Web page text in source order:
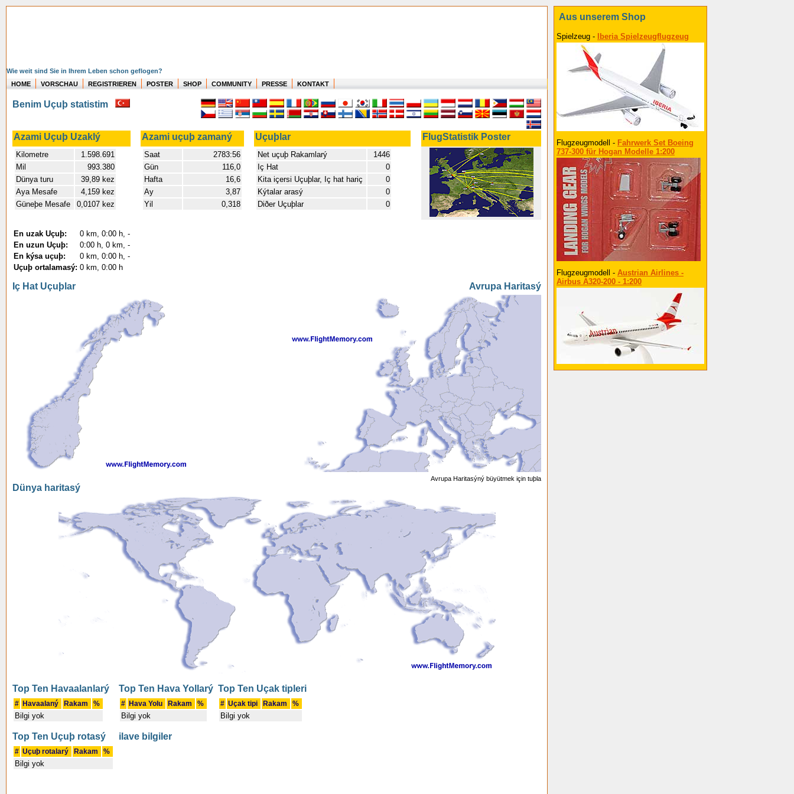
Wie weit sind Sie in Ihrem Leben schon geflogen?
HOME
VORSCHAU REGISTRIEREN POSTER SHOP COMMUNITY PRESSE KONTAKT
Benim Uçuþ statistim
Azami Uçuþ Uzaklý Azami uçuþ zamaný Uçuþlar FlugStatistik Poster
Kilometre
1.598.691
Mil
993.380
Dünya turu
39,89 kez
Aya Mesafe
4,159 kez
Güneþe Mesafe
0,0107 kez
Saat
2783:56
Gün
116,0
Hafta
16,6
Ay
3,87
Yil
0,318
Net uçuþ Rakamlarý
1446
Iç Hat
0
Kita içersi Uçuþlar, Iç hat hariç
0
Kýtalar arasý
0
Diðer Uçuþlar
0
En uzak Uçuþ:
0 km, 0:00 h, -
En uzun Uçuþ:
0:00 h, 0 km, -
En kýsa uçuþ:
0 km, 0:00 h, -
Uçuþ ortalamasý: 0 km, 0:00 h
Iç Hat Uçuþlar Avrupa Haritasý
Avrupa Haritasýný büyütmek için tuþla
Dünya haritasý
Top Ten Havaalanlarý
# Havaalaný Rakam %
Bilgi yok
Top Ten Hava Yollarý
# Hava Yolu Rakam %
Bilgi yok
Top Ten Uçak tipleri
# Uçak tipi Rakam %
Bilgi yok
Top Ten Uçuþ rotasý
# Uçuþ rotalarý Rakam %
Bilgi yok
ilave bilgiler
Aus unserem Shop
Spielzeug - Iberia Spielzeugflugzeug
Flugzeugmodell - Fahrwerk Set Boeing
737-300 für Hogan Modelle 1:200
Flugzeugmodell - Austrian Airlines -
Airbus A320-200 - 1:200